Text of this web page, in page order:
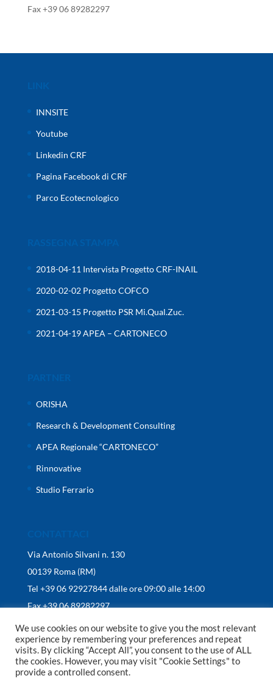
Fax +39 06 89282297
LINK
INNSITE
Youtube
Linkedin CRF
Pagina Facebook di CRF
Parco Ecotecnologico
RASSEGNA STAMPA
2018-04-11 Intervista Progetto CRF-INAIL
2020-02-02 Progetto COFCO
2021-03-15 Progetto PSR Mi.Qual.Zuc.
2021-04-19 APEA – CARTONECO
ORISHA
Research & Development Consulting
APEA Regionale “CARTONECO”
Rinnovative
Studio Ferrario
Via Antonio Silvani n. 130
00139 Roma (RM)
Tel +39 06 92927844 dalle ore 09:00 alle 14:00
Fax +39 06 89282297
We use cookies on our website to give you the most relevant
experience by remembering your preferences and repeat
visits. By clicking “Accept All”, you consent to the use of ALL
the cookies. However, you may visit "Cookie Settings" to
provide a controlled consent.